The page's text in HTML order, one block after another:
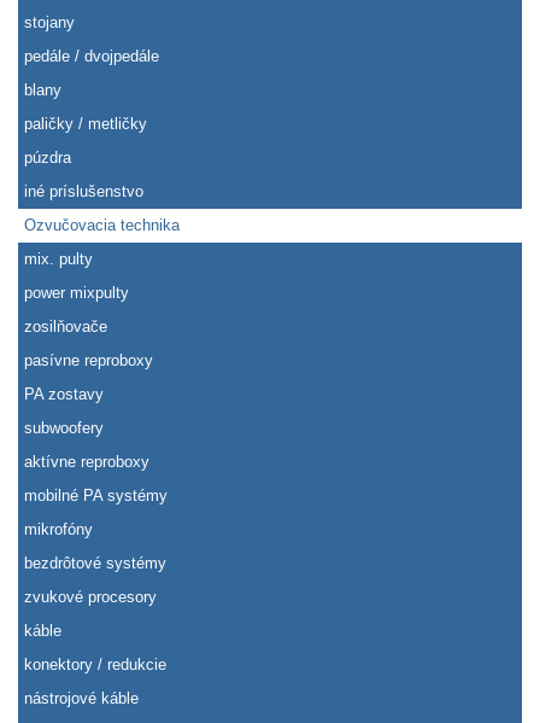
stojany
pedále / dvojpedále
blany
paličky / metličky
púzdra
iné príslušenstvo
Ozvučovacia technika
mix. pulty
power mixpulty
zosilňovače
pasívne reproboxy
PA zostavy
subwoofery
aktívne reproboxy
mobilné PA systémy
mikrofóny
bezdrôtové systémy
zvukové procesory
káble
konektory / redukcie
nástrojové káble